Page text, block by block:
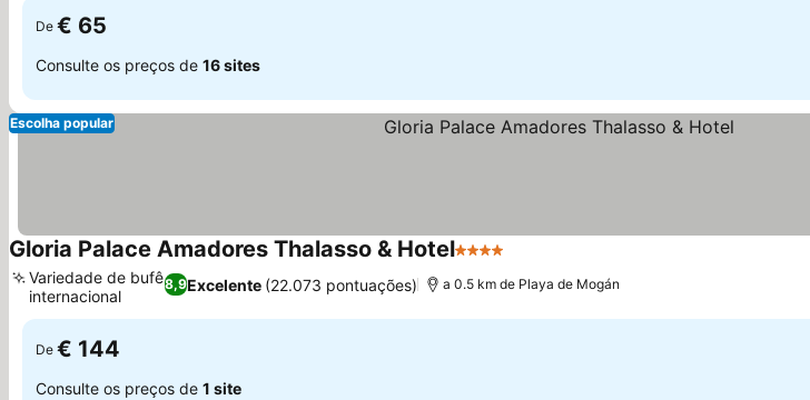
De € 65
Consulte os preços de 16 sites
Escolha popular
Gloria Palace Amadores Thalasso & Hotel4 Estrelas
8,9Excelente (22.073 pontuações)
Variedade de bufê
internacional
a 0.5 km de Playa de Mogán
De € 144
Consulte os preços de 1 site